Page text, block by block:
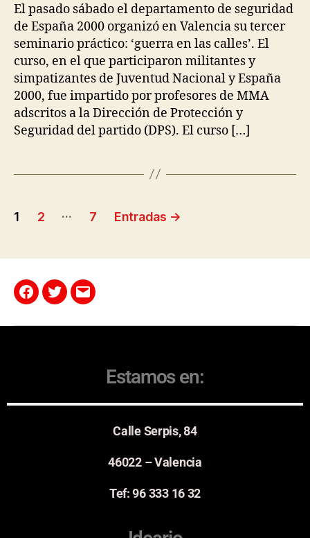
El pasado sábado el departamento de seguridad
de España 2000 organizó en Valencia su tercer
seminario práctico: ‘guerra en las calles’. El
curso, en el que participaron militantes y
simpatizantes de Juventud Nacional y España
2000, fue impartido por profesores de MMA
adscritos a la Dirección de Protección y
Seguridad del partido (DPS). El curso […]
1 2 … 7 Entradas →
Estamos en:
Calle Serpis, 84
46022 – Valencia
Tef: 96 333 16 32